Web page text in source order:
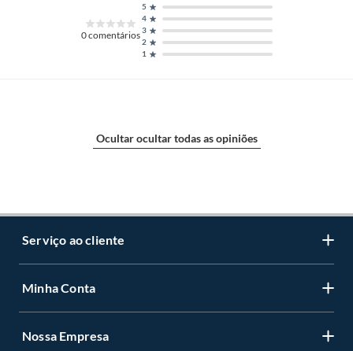
0comentários
1
2
3
4
5
Ocultar ocultar todas as opiniões
Serviço ao cliente
Centro de ajuda
Minha Conta
Cadastre-se
Nossa Empresa